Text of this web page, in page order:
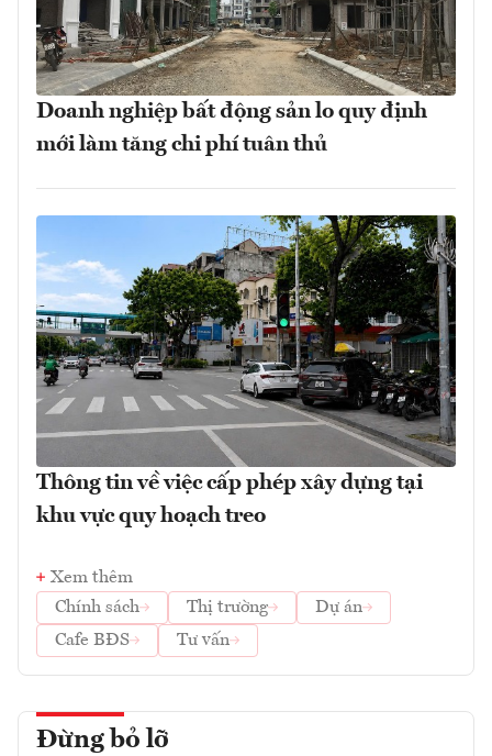
Doanh nghiệp bất động sản lo quy định
mới làm tăng chi phí tuân thủ
Thông tin về việc cấp phép xây dựng tại
khu vực quy hoạch treo
Xem thêm
Chính sách
Thị trường
Dự án
Cafe BĐS
Tư vấn
Đừng bỏ lỡ